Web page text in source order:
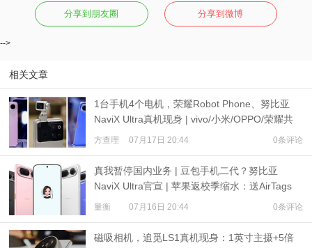
分享到朋友圈 分享到微博
-->
相关文章
1台手机4个电机，荣耀Robot Phone、努比亚
NaviX Ultra真机现身 | vivo/小米/OPPO/荣耀共
推公平内存机制
方查理 07月17日 20:44 0条评论
真我暂停国内业务 | 豆包手机二代？努比亚
NaviX Ultra官宣 | 苹果返校季缩水：送AirTags
量衡 07月16日 20:44 0条评论
磁吸相机，追觅LS1真机现身：1英寸主摄+5倍